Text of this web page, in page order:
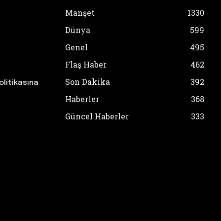
Manşet
1330
Dünya
599
Genel
495
Flaş Haber
462
Son Dakika
392
Haberler
368
Güncel Haberler
333